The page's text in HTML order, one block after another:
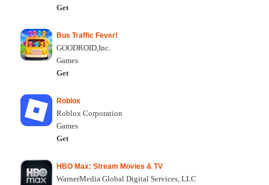
Get
Bus Traffic Fever!
GOODROID,Inc.
Games
Get
Roblox
Roblox Corporation
Games
Get
HBO Max: Stream Movies & TV
WarnerMedia Global Digital Services, LLC